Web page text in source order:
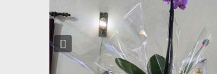
Previous